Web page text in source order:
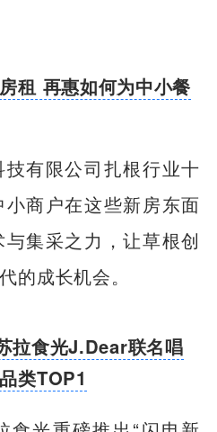
租 再惠如何为中小餐
有限公司扎根行业十
商户在这些新房东面
集采之力，让草根创
的成长机会。
拉食光J.Dear联名唱
类TOP1